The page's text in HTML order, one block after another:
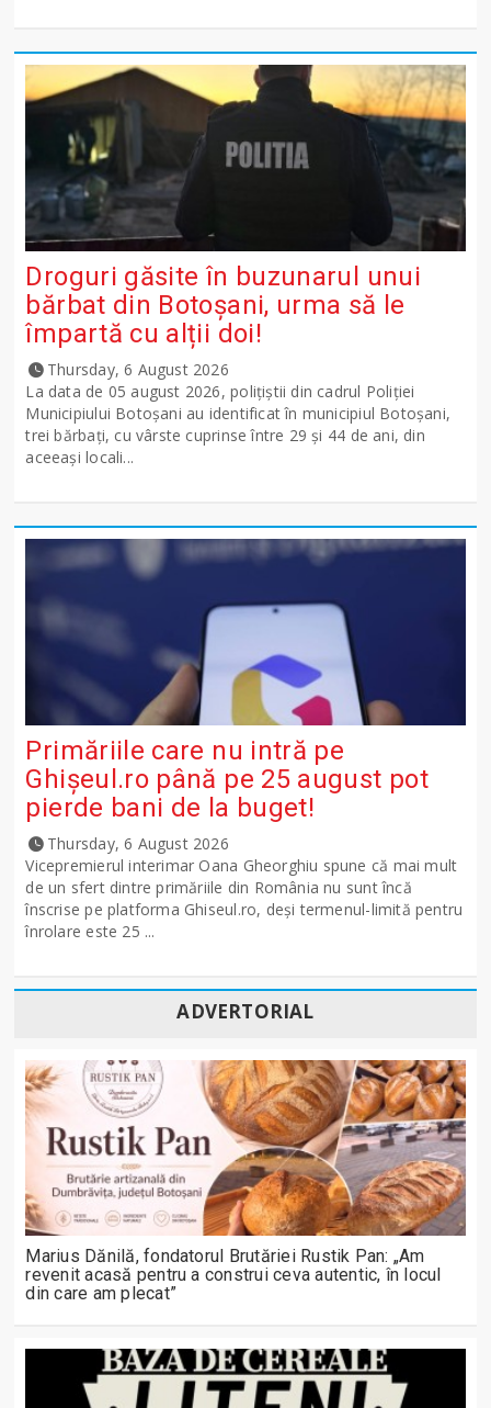
Droguri găsite în buzunarul unui
bărbat din Botoșani, urma să le
împartă cu alții doi!
Thursday, 6 August 2026
La data de 05 august 2026, polițiștii din cadrul Poliției
Municipiului Botoșani au identificat în municipiul Botoșani,
trei bărbați, cu vârste cuprinse între 29 și 44 de ani, din
aceeași locali...
Primăriile care nu intră pe
Ghişeul.ro până pe 25 august pot
pierde bani de la buget!
Thursday, 6 August 2026
Vicepremierul interimar Oana Gheorghiu spune că mai mult
de un sfert dintre primăriile din România nu sunt încă
înscrise pe platforma Ghiseul.ro, deși termenul-limită pentru
înrolare este 25 ...
ADVERTORIAL
Marius Dănilă, fondatorul Brutăriei Rustik Pan: „Am
revenit acasă pentru a construi ceva autentic, în locul
din care am plecat”